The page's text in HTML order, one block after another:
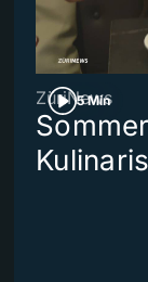
5 Min
ZüriNews